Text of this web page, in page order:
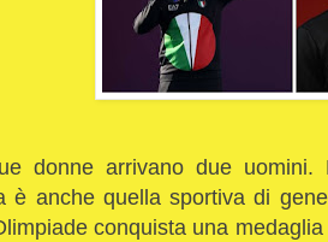
donne arrivano due uomini.
è anche quella sportiva di
conquista una